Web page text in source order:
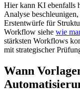
Hier kann KI ebenfalls
Analyse
Erstentwürfe für
Workflow siehe wie
stärksten Workflows
mit strategischer
Wann